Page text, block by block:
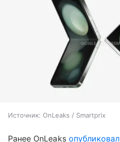
Источник: OnLeaks / Smartprix
Ранее OnLeaks опубликовал